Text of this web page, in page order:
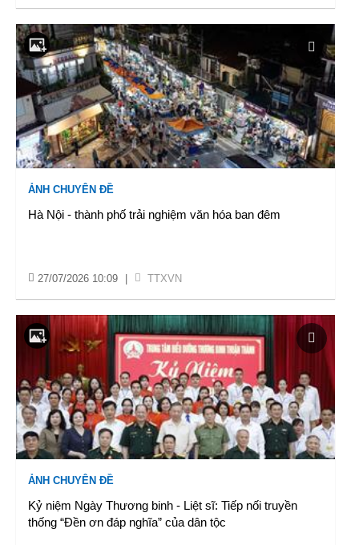
ẢNH CHUYÊN ĐỀ
Hà Nội - thành phố trải nghiệm văn hóa ban đêm
27/07/2026 10:09 TTXVN
ẢNH CHUYÊN ĐỀ
Kỷ niệm Ngày Thương binh - Liệt sĩ: Tiếp nối truyền
thống “Đền ơn đáp nghĩa” của dân tộc